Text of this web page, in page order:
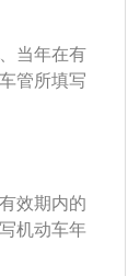
了方便车
了排队时
环保标。
当年在有
管所填写
纳检车
毕，再回
年审贴和
驶证复印
间，不要
信息，有
效期内的
机动车年
，超期检